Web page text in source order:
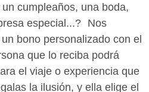
cumpleaños, una boda,
especial...? Nos
bono personalizado con el
que lo reciba podrá
el viaje o experiencia que
la ilusión, y ella elige el